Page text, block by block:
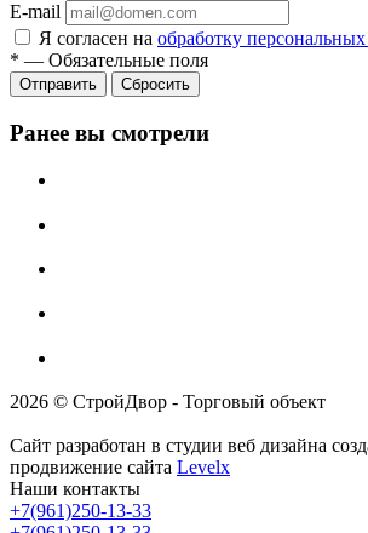
E-mail
Я согласен на обработку
* — Обязательные поля
Отправить Сбросить
Ранее вы смотрели
2026 © СтройДвор - Торговый объект
Сайт разработан в студии веб дизайна
продвижение сайта Levelx
Наши контакты
+7(961)250-13-33